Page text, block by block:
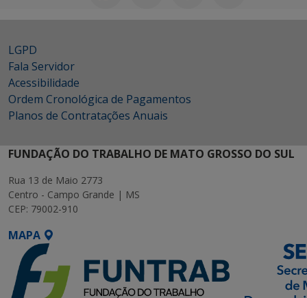
LGPD
Fala Servidor
Acessibilidade
Ordem Cronológica de Pagamentos
Planos de Contratações Anuais
FUNDAÇÃO DO TRABALHO DE MATO GROSSO DO SUL
Rua 13 de Maio 2773
Centro - Campo Grande | MS
CEP: 79002-910
MAPA